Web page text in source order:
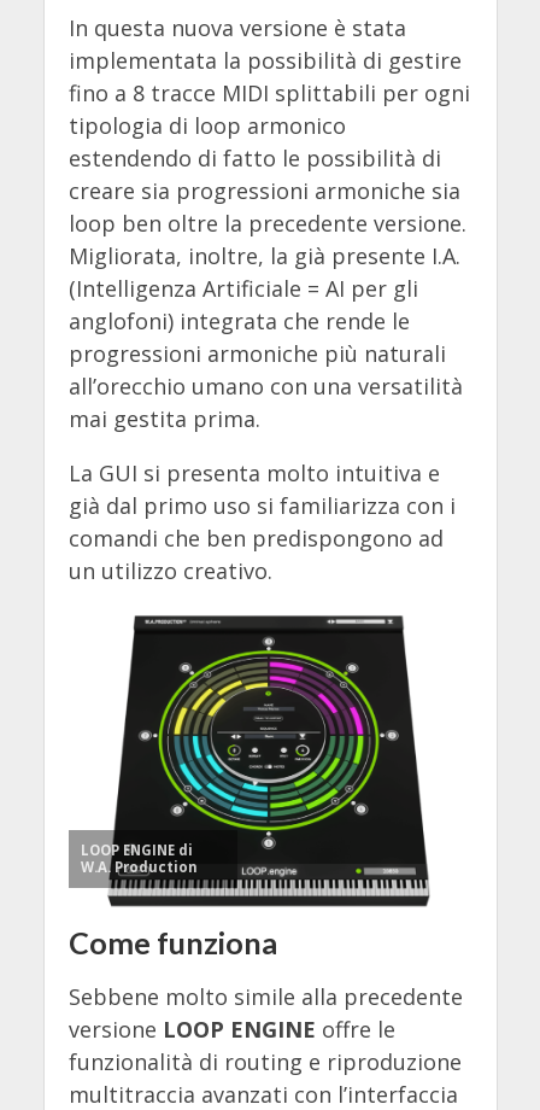
In questa nuova versione è stata
implementata la possibilità di gestire
fino a 8 tracce MIDI splittabili per ogni
tipologia di loop armonico
estendendo di fatto le possibilità di
creare sia progressioni armoniche sia
loop ben oltre la precedente versione.
Migliorata, inoltre, la già presente I.A.
(Intelligenza Artificiale = AI per gli
anglofoni) integrata che rende le
progressioni armoniche più naturali
all’orecchio umano con una versatilità
mai gestita prima.
La GUI si presenta molto intuitiva e
già dal primo uso si familiarizza con i
comandi che ben predispongono ad
un utilizzo creativo.
LOOP ENGINE di
W.A. Production
Come funziona
Sebbene molto simile alla precedente
versione LOOP ENGINE offre le
funzionalità di routing e riproduzione
multitraccia avanzati con l’interfaccia